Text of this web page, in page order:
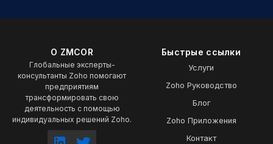
О ZMCOR
Глобальные эксперты-
консультанты Zoho помогают
предприятиям
трансформировать свою
деятельность с помощью
индивидуальных решений Zoho.
Быстрые ссылки
Услуги
Zoho Руководство
Блог
Zoho Приложения
Контакт